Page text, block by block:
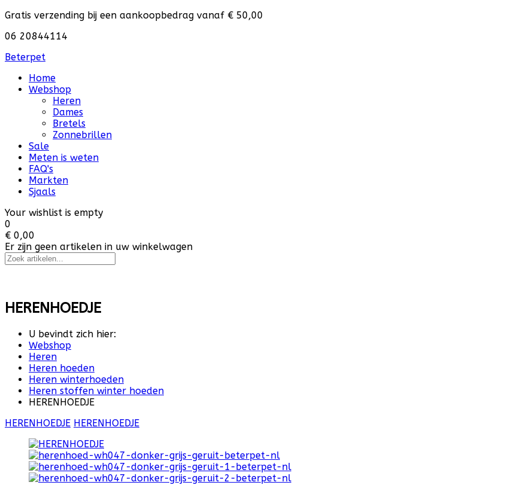
Gratis verzending bij een aankoopbedrag vanaf € 50,00
06 20844114
Beterpet
Home
Webshop
Heren
Dames
Bretels
Zonnebrillen
Sale
Meten is weten
FAQ's
Markten
Sjaals
Your wishlist is empty
0
€ 0,00
Er zijn geen artikelen in uw winkelwagen
HERENHOEDJE
U bevindt zich hier:
Webshop
Heren
Heren hoeden
Heren winterhoeden
Heren stoffen winter hoeden
HERENHOEDJE
HERENHOEDJE HERENHOEDJE